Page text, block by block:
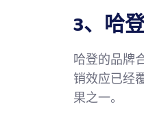
3、哈
哈登的品牌
销效应已经
果之一。